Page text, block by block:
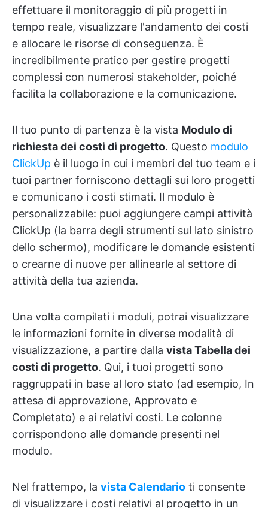
effettuare il monitoraggio di più progetti in
tempo reale, visualizzare l'andamento dei costi
e allocare le risorse di conseguenza. È
incredibilmente pratico per gestire progetti
complessi con numerosi stakeholder, poiché
facilita la collaborazione e la comunicazione.
Il tuo punto di partenza è la vista Modulo di
richiesta dei costi di progetto. Questo modulo
ClickUp è il luogo in cui i membri del tuo team e i
tuoi partner forniscono dettagli sui loro progetti
e comunicano i costi stimati. Il modulo è
personalizzabile: puoi aggiungere campi attività
ClickUp (la barra degli strumenti sul lato sinistro
dello schermo), modificare le domande esistenti
o crearne di nuove per allinearle al settore di
attività della tua azienda.
Una volta compilati i moduli, potrai visualizzare
le informazioni fornite in diverse modalità di
visualizzazione, a partire dalla vista Tabella dei
costi di progetto. Qui, i tuoi progetti sono
raggruppati in base al loro stato (ad esempio, In
attesa di approvazione, Approvato e
Completato) e ai relativi costi. Le colonne
corrispondono alle domande presenti nel
modulo.
Nel frattempo, la vista Calendario ti consente
di visualizzare i costi relativi al progetto in un